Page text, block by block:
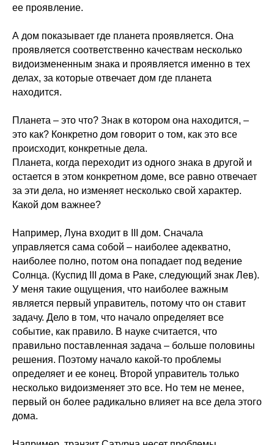
ее проявление.
А дом показывает где планета проявляется. Она
проявляется соответственно качествам несколько
видоизмененным знака и проявляется именно в тех
делах, за которые отвечает дом где планета
находится.
Планета – это что? Знак в котором она находится, –
это как? Конкретно дом говорит о том, как это все
происходит, конкретные дела.
Планета, когда переходит из одного знака в другой и
остается в этом конкретном доме, все равно отвечает
за эти дела, но изменяет несколько свой характер.
Какой дом важнее?
Например, Луна входит в III дом. Сначала
управляется сама собой – наиболее адекватно,
наиболее полно, потом она попадает под ведение
Солнца. (Куспид III дома в Раке, следующий знак Лев).
У меня такие ощущения, что наиболее важным
является первый управитель, потому что он ставит
задачу. Дело в том, что начало определяет все
событие, как правило. В науке считается, что
правильно поставленная задача – больше половины
решения. Поэтому начало какой-то проблемы
определяет и ее конец. Второй управитель только
несколько видоизменяет это все. Но тем не менее,
первый он более радикально влияет на все дела этого
дома.